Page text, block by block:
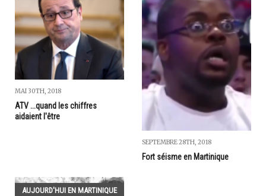
MAI 30TH, 2018
ATV ...quand les chiffres
aidaient l'être
SEPTEMBRE 28TH, 2018
Fort séisme en Martinique
AUJOURD'HUI EN MARTINIQUE